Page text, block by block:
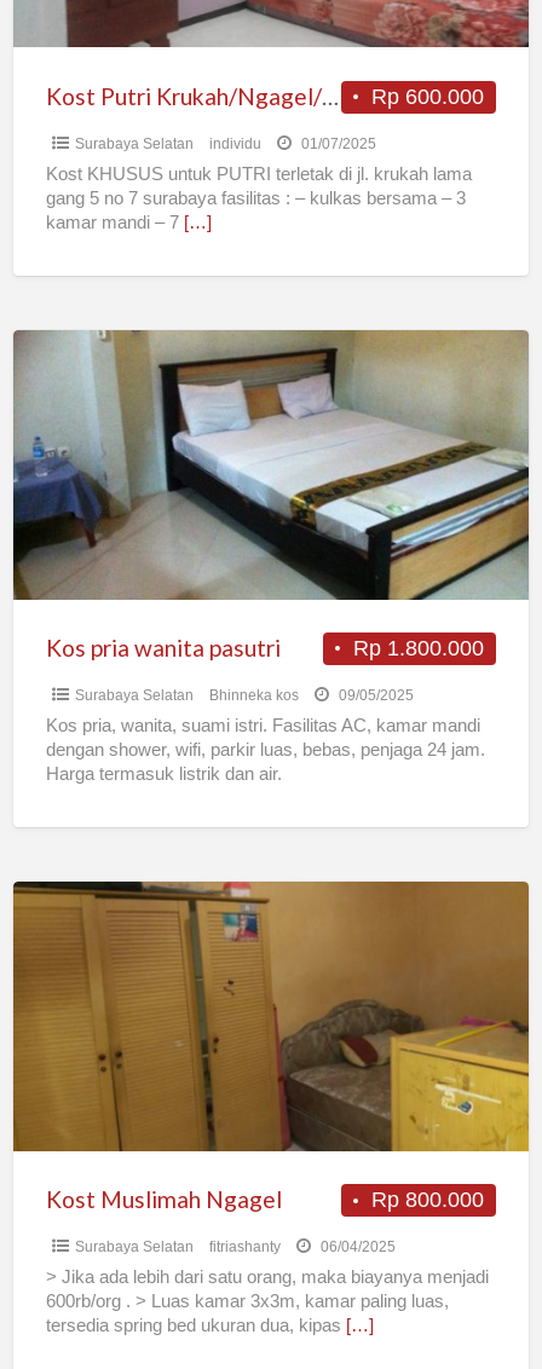
Rp 600.000
Kost Putri Krukah/Ngagel/Bratang
Surabaya Selatan individu 01/07/2025
Kost KHUSUS untuk PUTRI terletak di jl. krukah lama
gang 5 no 7 surabaya fasilitas : – kulkas bersama – 3
kamar mandi – 7 […]
pasutri
Rp 1.800.000
Kos pria wanita pasutri
Surabaya Selatan Bhinneka kos 09/05/2025
Kos pria, wanita, suami istri. Fasilitas AC, kamar mandi
dengan shower, wifi, parkir luas, bebas, penjaga 24 jam.
Harga termasuk listrik dan air.
Kost
Rp 800.000
Kost Muslimah Ngagel
Surabaya Selatan fitriashanty 06/04/2025
> Jika ada lebih dari satu orang, maka biayanya menjadi
600rb/org . > Luas kamar 3x3m, kamar paling luas,
tersedia spring bed ukuran dua, kipas […]